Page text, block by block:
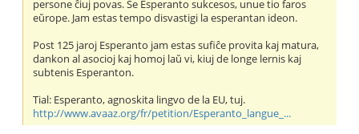
persone ĉiuj povas. Se Esperanto sukcesos, unue tio faros
eŭrope. Jam estas tempo disvastigi la esperantan ideon.
Post 125 jaroj Esperanto jam estas sufiĉe provita kaj matura,
dankon al asocioj kaj homoj laŭ vi, kiuj de longe lernis kaj
subtenis Esperanton.
Tial: Esperanto, agnoskita lingvo de la EU, tuj.
http://www.avaaz.org/fr/petition/Esperanto_langue_...